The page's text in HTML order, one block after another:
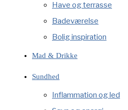
Have og terrasse
Badeværelse
Bolig inspiration
Mad & Drikke
Sundhed
Inflammation og led